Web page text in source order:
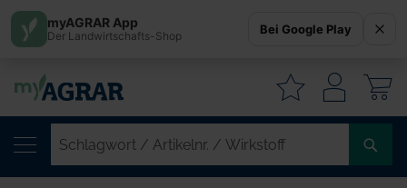
myAGRAR App
Der Landwirtschafts-Shop Bei Google Play